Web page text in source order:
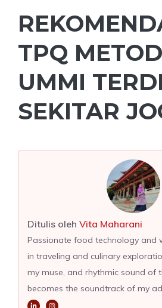
TPQ
UMMI
SEKITAR
Ditulis oleh Vita Maharani
Passionate food technology and
in traveling and culinary
my muse, and rhythmic sound of
becomes the soundtrack of my